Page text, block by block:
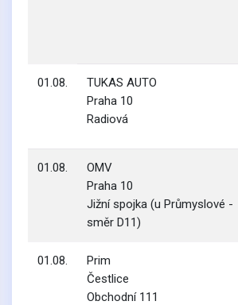
01.08.
TUKAS AUTO
Praha 10
Radiová
01.08.
OMV
Praha 10
Jižní spojka (u Průmyslové -
směr D11)
01.08.
Prim
Čestlice
Obchodní 111